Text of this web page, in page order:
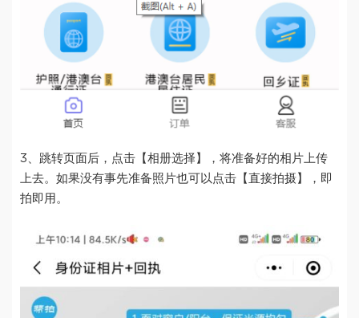
3、跳转页面后，点击【相册选择】，将准备好的相片上传
上去。如果没有事先准备照片也可以点击【直接拍摄】，即
拍即用。